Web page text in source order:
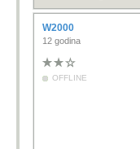
W2000
12 godina
OFFLINE